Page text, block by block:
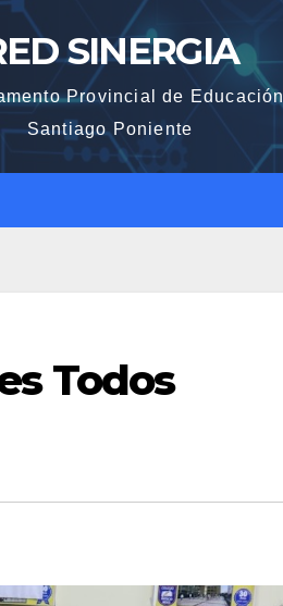
SINERGIA
Provincial de Educación
Santiago Poniente
Todos